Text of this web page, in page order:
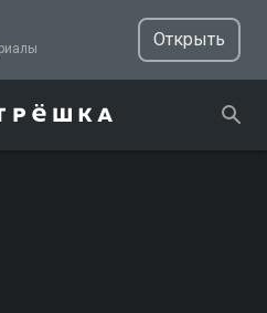
и сериалы
Открыть